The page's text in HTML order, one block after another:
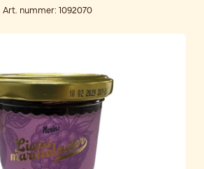
Art. nummer: 1092070